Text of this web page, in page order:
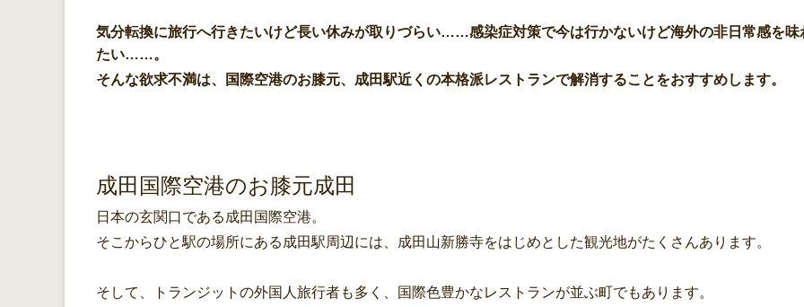
気分転換に旅行へ行きたいけど長い休みが取りづらい……感染症対策で今は行かないけど海外の非日常感を味
たい……。
そんな欲求不満は、国際空港のお膝元、成田駅近くの本格派レストランで解消することをおすすめします。
成田国際空港のお膝元成田
日本の玄関口である成田国際空港。
そこからひと駅の場所にある成田駅周辺には、成田山新勝寺をはじめとした観光地がたくさんあります。
そして、トランジットの外国人旅行者も多く、国際色豊かなレストランが並ぶ町でもあります。